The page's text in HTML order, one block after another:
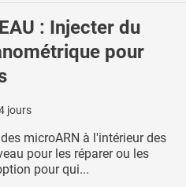
: Injecter du
pour
jours
microARN à l'intérieur des
pour les réparer ou les
pour qui...